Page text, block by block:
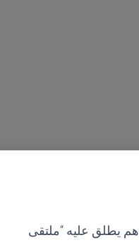
يطلق عليه “ملتقى